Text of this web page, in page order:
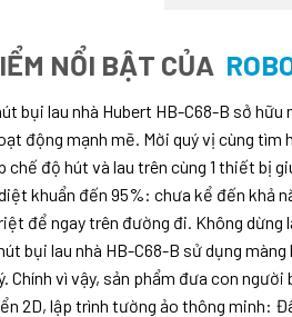
NỔI BẬT CỦA
bụi lau nhà Hubert HB-C68-B sở
động mạnh mẽ. Mời quý vị cùng tìm
chế độ hút và lau trên cùng 1 thiết bị
khuẩn đến 95%: chưa kể đến khả
để ngay trên đường đi. Không dừng
bụi lau nhà HB-C68-B sử dụng
Chính vì vậy, sản phẩm đưa con
2D, lập trình tường ảo thông minh: